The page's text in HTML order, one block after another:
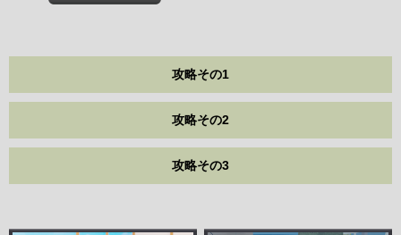
攻略その1
攻略その2
攻略その3